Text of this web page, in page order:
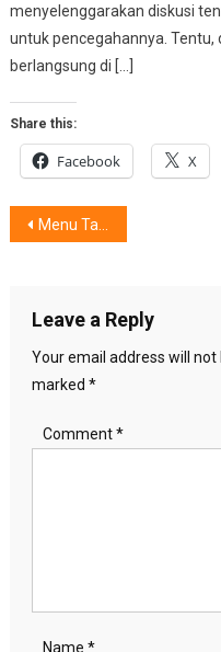
menyelenggarakan diskusi
untuk pencegahannya. Tentu,
berlangsung di […]
Share this:
Facebook X
Post
Menu Taste of The World McDonald’s : Rasanya Membuat …….
Leave a Reply
Your email address will not
marked *
Comment*
Name *